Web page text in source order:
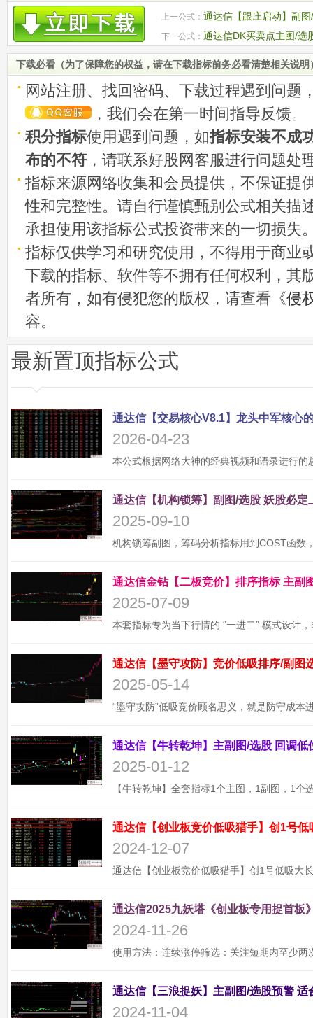
上一公式： 通达信【跟庄启动】副
下一公式： 通达信DK买卖点主图/选
下载必看（为了保障您的权益，请在下载指标前务必看清楚相关说明
网站注册、找回密码、下载过程遇到问题
，我们会在第一时间指导反馈。
积分指标使用遇到问题，如指标安装不成
布的不符 ，请联系好股网客服进行问题处
指标来源网络收集和会员提供，不保证提
性和完整性。请自行谨慎甄别公式相关描
承担使用该指标公式投资带来的一切损失
指标仅供学习和研究使用，不得用于商业
下载的指标、软件等不拥有任何权利，其
者所有，如有侵犯您的版权，请查看《侵
容。
最新置顶指标公式
2026-04-23
2025-09-10
2025-07-09
2025-05-14
2025-01-12
通达信【创业板竞价低吸猎手】创1号
2024-12-07
通达信2025九妖塔《创业板专用捉首板
2024-11-26
2024-11-04